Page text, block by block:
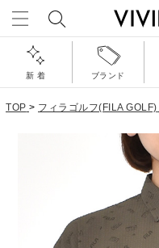
新 着 ブランド
TOP > フィラゴルフ(FILA GOLF)